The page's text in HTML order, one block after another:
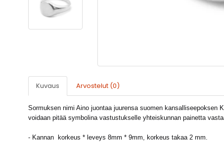
Kuvaus Arvostelut (0)
Sormuksen nimi Aino juontaa juurensa suomen kansalliseepoksen
voidaan pitää symbolina vastustukselle yhteiskunnan painetta
- Kannan korkeus * leveys 8mm * 9mm, korkeus takaa 2 mm.